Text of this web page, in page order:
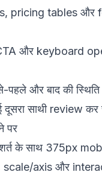
tables और
और keyboard
और बाद की
दूसरा साथी review
पर
शर्त के साथ 375px
scale/axis और